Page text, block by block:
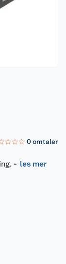
☆☆☆ 0omtaler
- les mer